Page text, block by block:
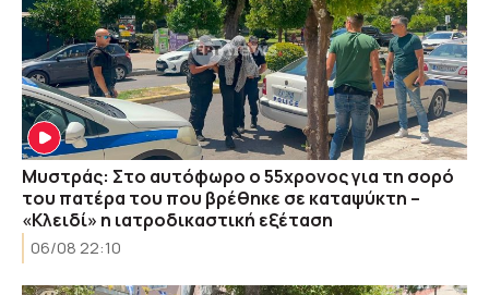
Μυστράς: Στο αυτόφωρο ο 55χρονος για τη σορό
του πατέρα του που βρέθηκε σε καταψύκτη –
«Κλειδί» η ιατροδικαστική εξέταση
06/08 22:10